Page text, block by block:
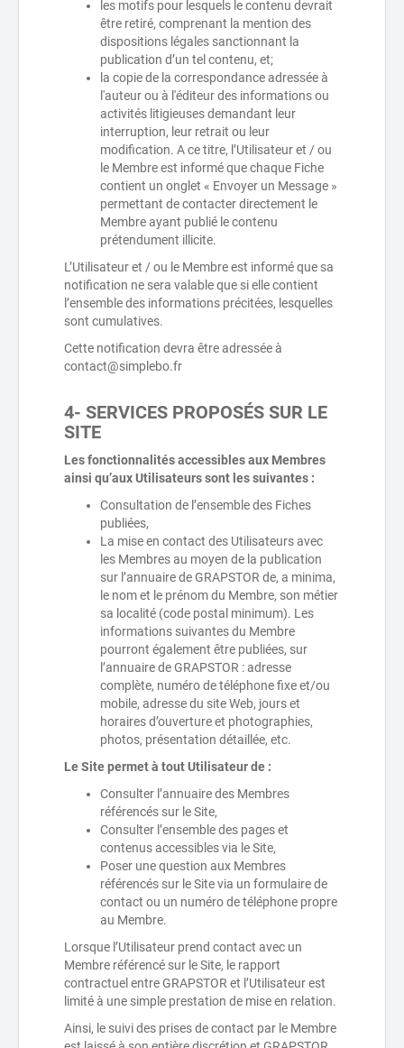
les motifs pour lesquels le contenu devrait
être retiré, comprenant la mention des
dispositions légales sanctionnant la
publication d’un tel contenu, et;
la copie de la correspondance adressée à
l'auteur ou à l'éditeur des informations ou
activités litigieuses demandant leur
interruption, leur retrait ou leur
modification. A ce titre, l’Utilisateur et / ou
le Membre est informé que chaque Fiche
contient un onglet « Envoyer un Message »
permettant de contacter directement le
Membre ayant publié le contenu
prétendument illicite.
L’Utilisateur et / ou le Membre est informé que sa
notification ne sera valable que si elle contient
l’ensemble des informations précitées, lesquelles
sont cumulatives.
Cette notification devra être adressée à
contact@simplebo.fr
4- SERVICES PROPOSÉS SUR LE
SITE
Les fonctionnalités accessibles aux Membres
ainsi qu’aux Utilisateurs sont les suivantes :
Consultation de l’ensemble des Fiches
publiées,
La mise en contact des Utilisateurs avec
les Membres au moyen de la publication
sur l’annuaire de GRAPSTOR de, a minima,
le nom et le prénom du Membre, son métier
sa localité (code postal minimum). Les
informations suivantes du Membre
pourront également être publiées, sur
l’annuaire de GRAPSTOR : adresse
complète, numéro de téléphone fixe et/ou
mobile, adresse du site Web, jours et
horaires d’ouverture et photographies,
photos, présentation détaillée, etc.
Le Site permet à tout Utilisateur de :
Consulter l’annuaire des Membres
référencés sur le Site,
Consulter l’ensemble des pages et
contenus accessibles via le Site,
Poser une question aux Membres
référencés sur le Site via un formulaire de
contact ou un numéro de téléphone propre
au Membre.
Lorsque l’Utilisateur prend contact avec un
Membre référencé sur le Site, le rapport
contractuel entre GRAPSTOR et l’Utilisateur est
limité à une simple prestation de mise en relation.
Ainsi, le suivi des prises de contact par le Membre